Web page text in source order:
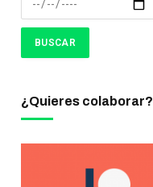
¿Quieres colaborar?